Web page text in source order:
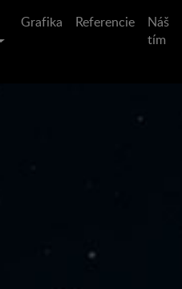
Grafika Referencie
Náš
tím